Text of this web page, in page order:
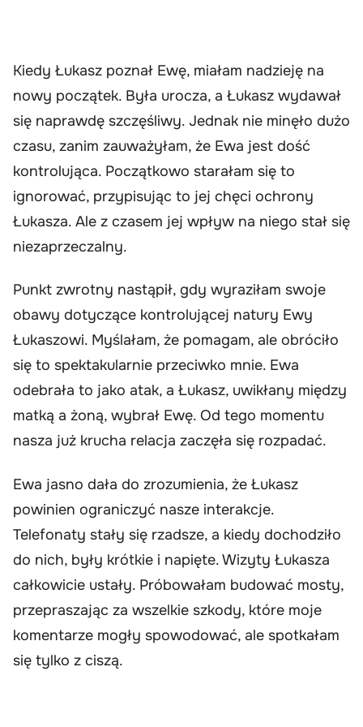
Kiedy Łukasz poznał Ewę, miałam nadzieję na
nowy początek. Była urocza, a Łukasz wydawał
się naprawdę szczęśliwy. Jednak nie minęło dużo
czasu, zanim zauważyłam, że Ewa jest dość
kontrolująca. Początkowo starałam się to
ignorować, przypisując to jej chęci ochrony
Łukasza. Ale z czasem jej wpływ na niego stał się
niezaprzeczalny.
Punkt zwrotny nastąpił, gdy wyraziłam swoje
obawy dotyczące kontrolującej natury Ewy
Łukaszowi. Myślałam, że pomagam, ale obróciło
się to spektakularnie przeciwko mnie. Ewa
odebrała to jako atak, a Łukasz, uwikłany między
matką a żoną, wybrał Ewę. Od tego momentu
nasza już krucha relacja zaczęła się rozpadać.
Ewa jasno dała do zrozumienia, że Łukasz
powinien ograniczyć nasze interakcje.
Telefonaty stały się rzadsze, a kiedy dochodziło
do nich, były krótkie i napięte. Wizyty Łukasza
całkowicie ustały. Próbowałam budować mosty,
przepraszając za wszelkie szkody, które moje
komentarze mogły spowodować, ale spotkałam
się tylko z ciszą.